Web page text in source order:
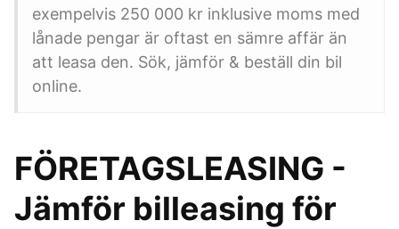
exempelvis 250 000 kr inklusive moms med
lånade pengar är oftast en sämre affär än
att leasa den. Sök, jämför & beställ din bil
online.
FÖRETAGSLEASING -
Jämför billeasing för